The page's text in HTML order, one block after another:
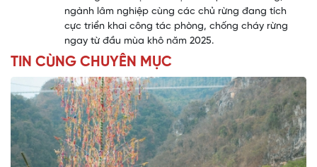
ngành lâm nghiệp cùng các chủ rừng đang tích
cực triển khai công tác phòng, chống cháy rừng
ngay từ đầu mùa khô năm 2025.
TIN CÙNG CHUYÊN MỤC